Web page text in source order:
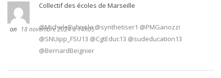
Collectif des écoles de Marseille
18 novembre 2024 à 14h05
@MicheleRubirola @synthetiser1 @PMGanozzi
@SNUipp_FSU13 @CgtEduc13 @sudeducation13
@BernardBeignier